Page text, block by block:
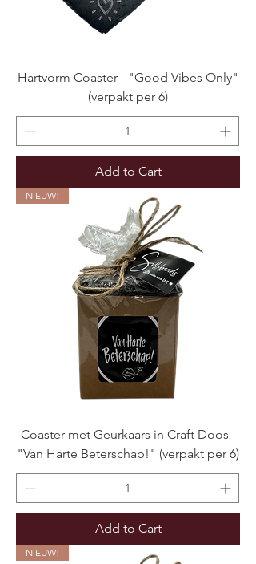
Hartvorm Coaster - "Good Vibes Only"
(verpakt per 6)
Add to Cart
NIEUW!
Coaster met Geurkaars in Craft Doos -
"Van Harte Beterschap!" (verpakt per 6)
Add to Cart
NIEUW!